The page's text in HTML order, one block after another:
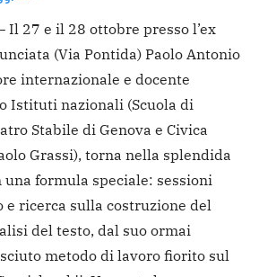
Il 27 e il 28 ottobre presso l’ex
(Via Pontida) Paolo Antonio
internazionale e docente
Istituti nazionali (Scuola di
Stabile di Genova e Civica
Grassi), torna nella splendida
una formula speciale: sessioni
ricerca sulla costruzione del
del testo, dal suo ormai
metodo di lavoro fiorito sul